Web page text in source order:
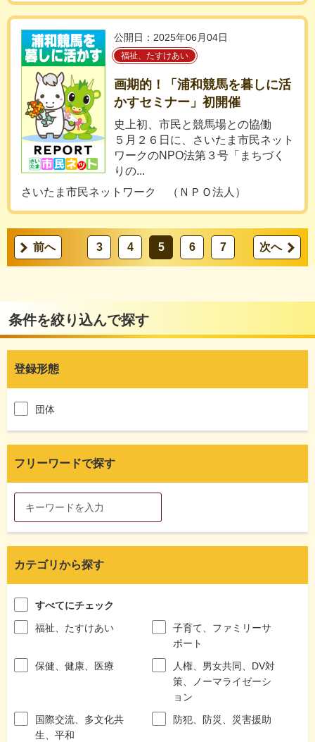
公開日：2025年06月04日
福祉、たすけあい
画期的！「浦和競馬を暮しに活
かすセミナー」初開催
史上初、市民と競馬場との協働
５月２６日に、さいたま市民ネット
ワークのNPO法第３号「まちづく
りの...
さいたま市民ネットワーク （ＮＰＯ法人）
前へ 3 4 5 6 7 次へ
条件を絞り込んで探す
登録形態
団体
フリーワードで探す
カテゴリから探す
すべてにチェック
福祉、たすけあい
子育て、ファミリーサ
ポート
保健、健康、医療
人権、男女共同、DV対
策、ノーマライゼーシ
ョン
国際交流、多文化共
生、平和
防犯、防災、災害援助